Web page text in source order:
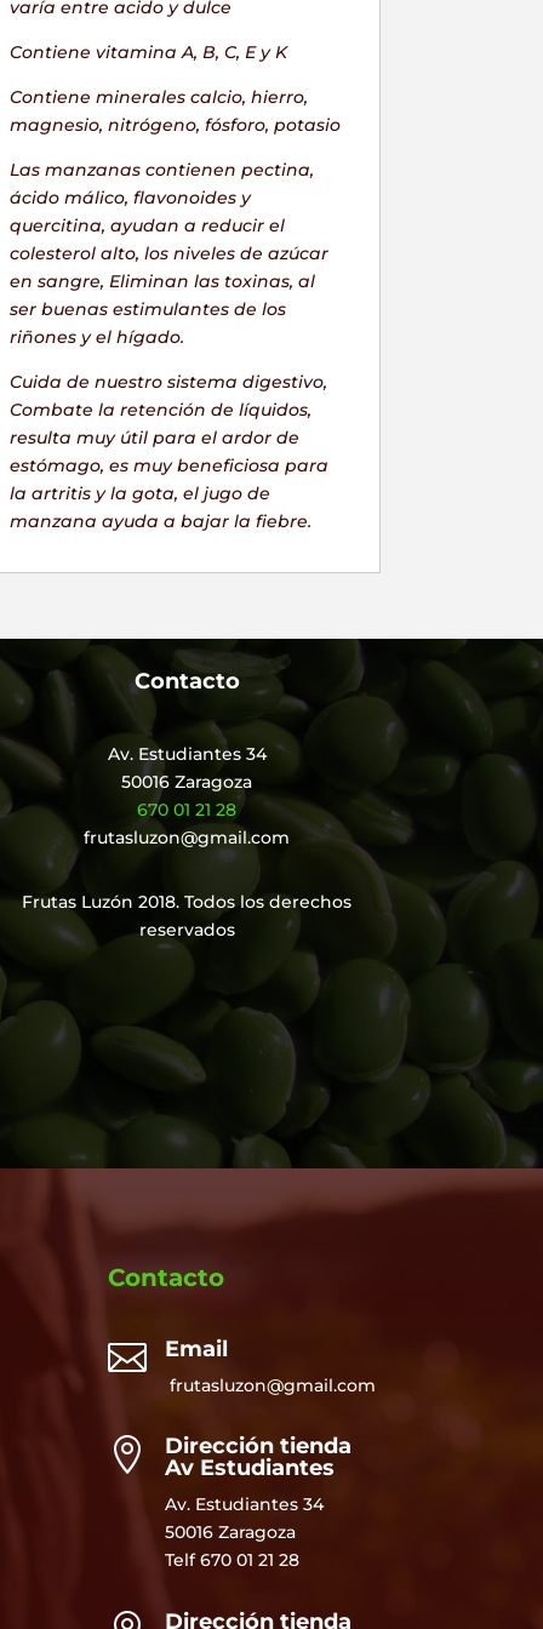
varía entre acido y dulce
Contiene vitamina A, B, C, E y K
Contiene minerales calcio, hierro,
magnesio, nitrógeno, fósforo, potasio
Las manzanas contienen pectina,
ácido málico, flavonoides y
quercitina, ayudan a reducir el
colesterol alto, los niveles de azúcar
en sangre, Eliminan las toxinas, al
ser buenas estimulantes de los
riñones y el hígado.
Cuida de nuestro sistema digestivo,
Combate la retención de líquidos,
resulta muy útil para el ardor de
estómago, es muy beneficiosa para
la artritis y la gota, el jugo de
manzana ayuda a bajar la fiebre.
Contacto
Av. Estudiantes 34
50016 Zaragoza
670 01 21 28
frutasluzon@gmail.com
Frutas Luzón 2018. Todos los derechos
reservados
Contacto
 Email
frutasluzon@gmail.com

Dirección tienda
Av Estudiantes
Av. Estudiantes 34
50016 Zaragoza
Telf670 01 21 28
Dirección tienda